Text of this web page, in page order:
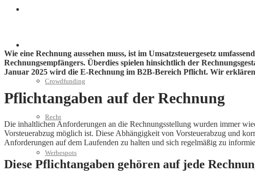
Crowdfunding
Recht
Werbespots
Wie eine Rechnung aussehen muss, ist im Umsatzsteuergesetz
Rechnungsempfängers. Überdies spielen hinsichtlich der
Januar 2025 wird die E-Rechnung im B2B-Bereich Pflicht. Wir
Pflichtangaben auf der Rechnung
Die inhaltlichen Anforderungen an die Rechnungsstellung wurden immer
Vorsteuerabzug möglich ist. Diese Abhängigkeit von Vorsteuerabzug und
Anforderungen auf dem Laufenden zu halten und sich regelmäßig zu
Diese Pflichtangaben gehören auf jede